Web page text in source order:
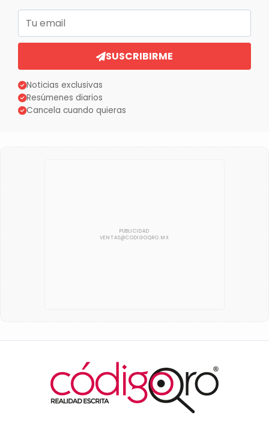
SUSCRIBIRME
Noticias exclusivas
Resúmenes diarios
Cancela cuando quieras